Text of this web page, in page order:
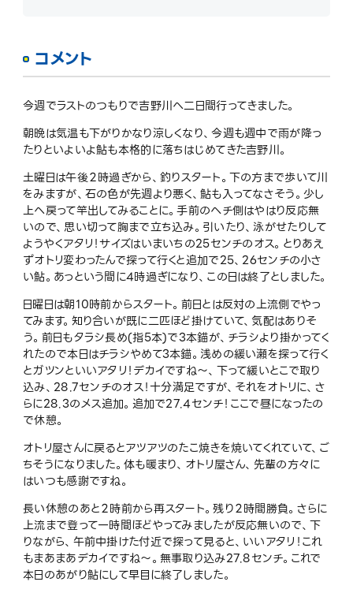
コメント
今週でラストのつもりで吉野川へ二日間行ってきました。
朝晩は気温も下がりかなり涼しくなり、今週も週中で雨が降っ
たりといよいよ鮎も本格的に落ちはじめてきた吉野川。
土曜日は午後２時過ぎから、釣りスタート。下の方まで歩いて川
をみますが、石の色が先週より悪く、鮎も入ってなさそう。少し
上へ戻って竿出してみることに。手前のヘチ側はやはり反応無
いので、思い切って胸まで立ち込み。引いたり、泳がせたりして
ようやくアタリ！サイズはいまいちの25センチのオス。とりあえ
ずオトリ変わったんで探って行くと追加で25、26センチの小さ
い鮎。あっという間に4時過ぎになり、この日は終了としました。
日曜日は朝10時前からスタート。前日とは反対の上流側でやっ
てみます。知り合いが既に二匹ほど掛けていて、気配はありそ
う。前日もタラシ長め(指5本)で3本錨が、チラシより掛かってく
れたので本日はチラシやめて3本錨。浅めの緩い瀬を探って行く
とガツンといいアタリ！デカイですね～、下って緩いとこで取り
込み、28.7センチのオス！十分満足ですが、それをオトリに、さ
らに28.3のメス追加。追加で27.4センチ！ここで昼になったの
で休憩。
オトリ屋さんに戻るとアツアツのたこ焼きを焼いてくれていて、ご
ちそうになりました。体も暖まり、オトリ屋さん、先輩の方々に
はいつも感謝ですね。
長い休憩のあと２時前から再スタート。残り２時間勝負。さらに
上流まで登って一時間ほどやってみましたが反応無いので、下
りながら、午前中掛けた付近で探って見ると、いいアタリ！これ
もまあまあデカイですね～。無事取り込み27.8センチ。これで
本日のあがり鮎にして早目に終了しました。